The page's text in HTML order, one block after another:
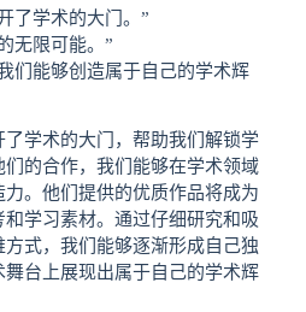
了学术的大门。”
无限可能。”
们能够创造属于自己的学术辉
学术的大门，帮助我们解锁学
的合作，我们能够在学术领域
。他们提供的优质作品将成为
学习素材。通过仔细研究和吸
式，我们能够逐渐形成自己独
台上展现出属于自己的学术辉